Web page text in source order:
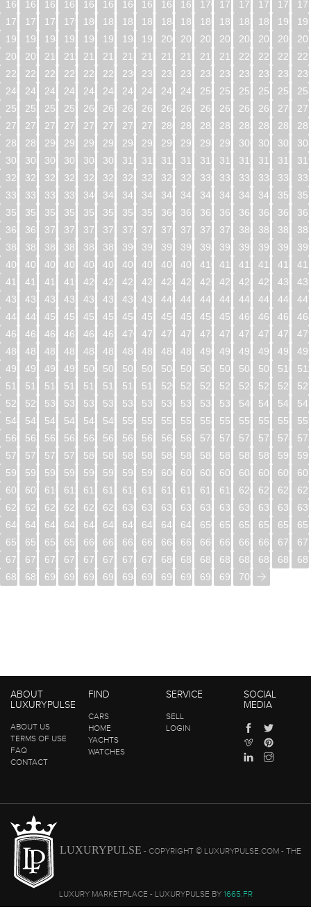
160
161 162 163 164 165 166 167 168 169 170 171 172 173 174
176
177 178 179 180 181 182 183 184 185 186 187 188 189 190
192
193 194 195 196 197 198 199 200 201 202 203 204 205 206
208
209 210 211 212 213 214 215 216 217 218 219 220 221 222
224
225 226 227 228 229 230 231 232 233 234 235 236 237 238
240
241 242 243 244 245 246 247 248 249 250 251 252 253 254
256
257 258 259 260 261 262 263 264 265 266 267 268 269 270
272
273 274 275 276 277 278 279 280 281 282 283 284 285 286
288
289 290 291 292 293 294 295 296 297 298 299 300 301 302
304
305 306 307 308 309 310 311 312 313 314 315 316 317 318
320
321 322 323 324 325 326 327 328 329 330 331 332 333 334
336
337 338 339 340 341 342 343 344 345 346 347 348 349 350
352
353 354 355 356 357 358 359 360 361 362 363 364 365 366
368
369 370 371 372 373 374 375 376 377 378 379 380 381 382
384
385 386 387 388 389 390 391 392 393 394 395 396 397 398
400
401 402 403 404 405 406 407 408 409 410 411 412 413 414
416
417 418 419 420 421 422 423 424 425 426 427 428 429 430
432
433 434 435 436 437 438 439 440 441 442 443 444 445 446
448
449 450 451 452 453 454 455 456 457 458 459 460 461 462
464
465 466 467 468 469 470 471 472 473 474 475 476 477 478
480
481 482 483 484 485 486 487 488 489 490 491 492 493 494
496
497 498 499 500 501 502 503 504 505 506 507 508 509 510
512
513 514 515 516 517 518 519 520 521 522 523 524 525 526
528
529 530 531 532 533 534 535 536 537 538 539 540 541 542
544
545 546 547 548 549 550 551 552 553 554 555 556 557 558
560
561 562 563 564 565 566 567 568 569 570 571 572 573 574
576
577 578 579 580 581 582 583 584 585 586 587 588 589 590
592
593 594 595 596 597 598 599 600 601 602 603 604 605 606
608
609 610 611 612 613 614 615 616 617 618 619 620 621 622
624
625 626 627 628 629 630 631 632 633 634 635 636 637 638
640
641 642 643 644 645 646 647 648 649 650 651 652 653 654
656
657 658 659 660 661 662 663 664 665 666 667 668 669 670
672
673 674 675 676 677 678 679 680 681 682 683 684 685 686
688
689 690 691 692 693 694 695 696 697 698 699 700
ABOUT
LUXURYPULSE
ABOUT US
TERMS OF USE
FAQ
CONTACT
FIND
CARS
HOME
YACHTS
WATCHES
SERVICE
SELL
LOGIN
SOCIAL
MEDIA
LUXURYPULSE - COPYRIGHT © LUXURYPULSE.COM - THE
LUXURY MARKETPLACE - LUXURYPULSE BY 1665.FR